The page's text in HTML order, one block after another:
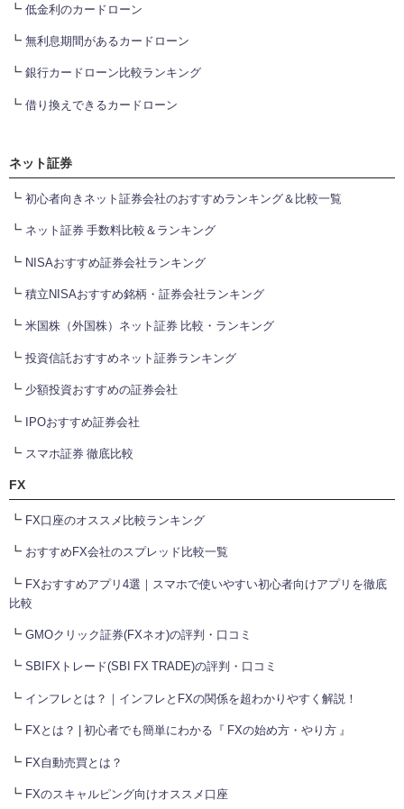
┗ 低金利のカードローン
┗ 無利息期間があるカードローン
┗ 銀行カードローン比較ランキング
┗ 借り換えできるカードローン
ネット証券
┗ 初心者向きネット証券会社のおすすめランキング＆比較一覧
┗ ネット証券 手数料比較＆ランキング
┗ NISAおすすめ証券会社ランキング
┗ 積立NISAおすすめ銘柄・証券会社ランキング
┗ 米国株（外国株）ネット証券 比較・ランキング
┗ 投資信託おすすめネット証券ランキング
┗ 少額投資おすすめの証券会社
┗ IPOおすすめ証券会社
┗ スマホ証券 徹底比較
FX
┗ FX口座のオススメ比較ランキング
┗ おすすめFX会社のスプレッド比較一覧
┗ FXおすすめアプリ4選｜スマホで使いやすい初心者向けアプリを徹底
比較
┗ GMOクリック証券(FXネオ)の評判・口コミ
┗ SBIFXトレード(SBI FX TRADE)の評判・口コミ
┗ インフレとは？｜インフレとFXの関係を超わかりやすく解説！
┗ FXとは？ | 初心者でも簡単にわかる『 FXの始め方・やり方 』
┗ FX自動売買とは？
┗ FXのスキャルピング向けオススメ口座